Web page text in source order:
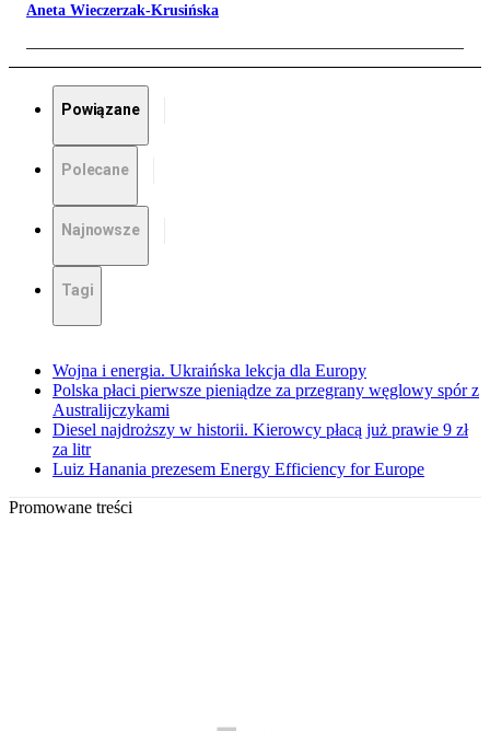
Aneta Wieczerzak-Krusińska
Powiązane
Polecane
Najnowsze
Tagi
Wojna i energia. Ukraińska lekcja dla Europy
Polska płaci pierwsze pieniądze za przegrany węglowy spór z
Australijczykami
Diesel najdroższy w historii. Kierowcy płacą już prawie 9 zł
za litr
Luiz Hanania prezesem Energy Efficiency for Europe
Promowane treści